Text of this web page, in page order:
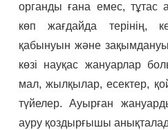
органды ғана емес, тұтас
көп жағдайда терінің,
қабынуын және
көзі науқас жануарлар
мал, жылқылар, есектер,
түйелер. Ауырған
ауру қоздырғышы